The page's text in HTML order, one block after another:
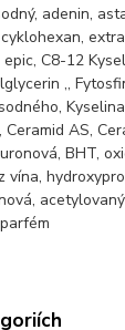
adenin,
C8-12
,,
AS,
BHT,